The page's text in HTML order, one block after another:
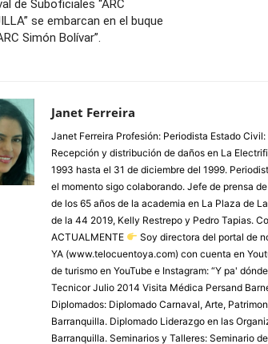
de Suboficiales “ARC
se embarcan en el buque
Simón Bolívar”.
Janet Ferreira
Janet Ferreira Profesión: Periodista Estado
Recepción y distribución de daños en La
1993 hasta el 31 de diciembre del 1999.
el momento sigo colaborando. Jefe de prensa
de los 65 años de la academia en La Plaza de
de la 44 2019, Kelly Restrepo y Pedro Tapias.
ACTUALMENTE
Soy directora del portal de
YA (www.telocuentoya.com) con cuenta en
de turismo en YouTube e Instagram: “Y pa'
Tecnicor Julio 2014 Visita Médica Persand
Diplomados: Diplomado Carnaval, Arte,
Barranquilla. Diplomado Liderazgo en las
Barranquilla. Seminarios y Talleres: Seminario